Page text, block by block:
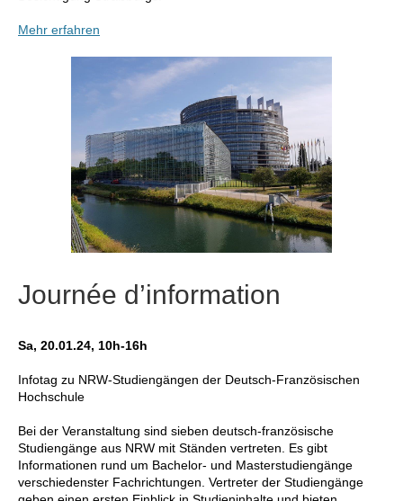
Mehr erfahren
Journée d’information
Sa, 20.01.24, 10h-16h
Infotag zu NRW-Studiengängen der Deutsch-Französischen
Hochschule
Bei der Veranstaltung sind sieben deutsch-französische
Studiengänge aus NRW mit Ständen vertreten. Es gibt
Informationen rund um Bachelor- und Masterstudiengänge
verschiedenster Fachrichtungen. Vertreter der Studiengänge